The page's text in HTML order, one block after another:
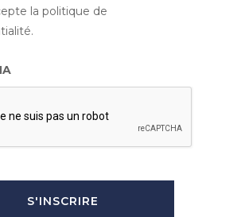
la politique de